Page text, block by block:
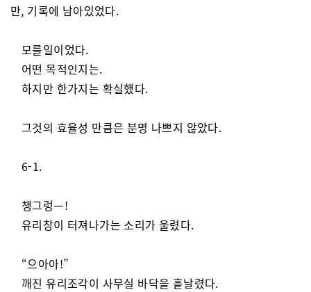
만, 기록에 남아있었다.
모를일이었다.
어떤 목적인지는.
하지만 한가지는 확실했다.
그것의 효율성 만큼은 분명 나쁘지 않았다.
6-1.
챙그렁ㅡ!
유리창이 터져나가는 소리가 울렸다.
“으아아!”
깨진 유리조각이 사무실 바닥을 흩날렸다.